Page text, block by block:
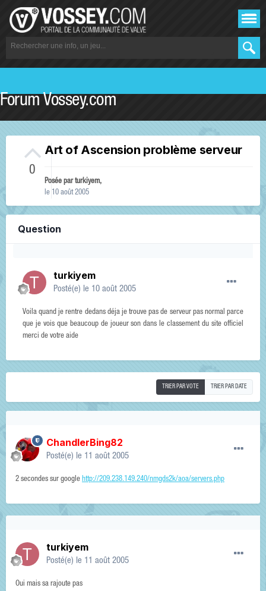
Forum Vossey.com
0
Art of Ascension problème serveur
Posée parturkiyem,
le 10 août 2005
Question
turkiyem
Posté(e) le 10 août 2005
Voila quand je rentre dedans déja je trouve pas de serveur pas normal parce
que je vois que beaucoup de joueur son dans le classement du site officiel
merci de votre aide
TRIER PAR VOTE TRIER PAR DATE
ChandlerBing82
Posté(e) le 11 août 2005
2 secondes sur google http://209.238.149.240/nmgds2k/aoa/servers.php
turkiyem
Posté(e) le 11 août 2005
Oui mais sa rajoute pas